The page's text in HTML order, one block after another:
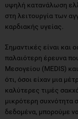
υψηλή κατανάλωση
στη λειτουργία των
καρδιακής υγείας.
Σημαντικές είναι και
παλαιότερη έρευνα
Μεσογείου (MEDIS)
ότι, όσοι είχαν μια
καλύτερες τιμές
μικρότερη συχνότητα
δεδομένα, μπορούμε